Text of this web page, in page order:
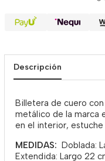
Descripción
Billetera de cuero
metálico de la marca
en el interior,
MEDIDAS: Doblada:
Extendida: Largo 22